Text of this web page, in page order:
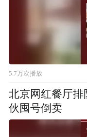
5.7万次播放
北京网红餐厅排
伙囤号倒卖